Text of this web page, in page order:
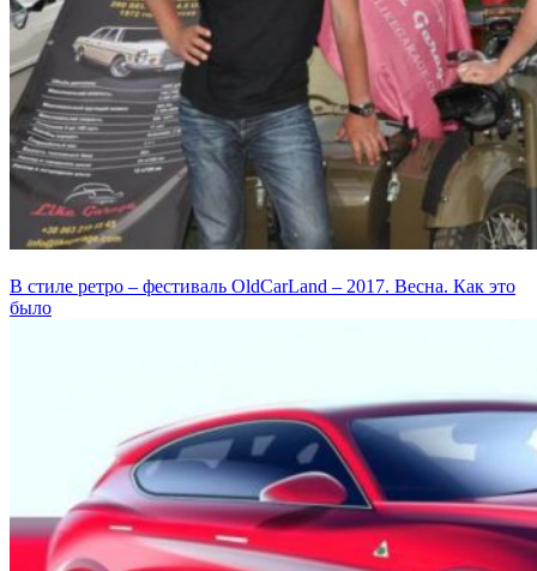
В стиле ретро – фестиваль OldCarLand – 2017. Весна. Как это
было